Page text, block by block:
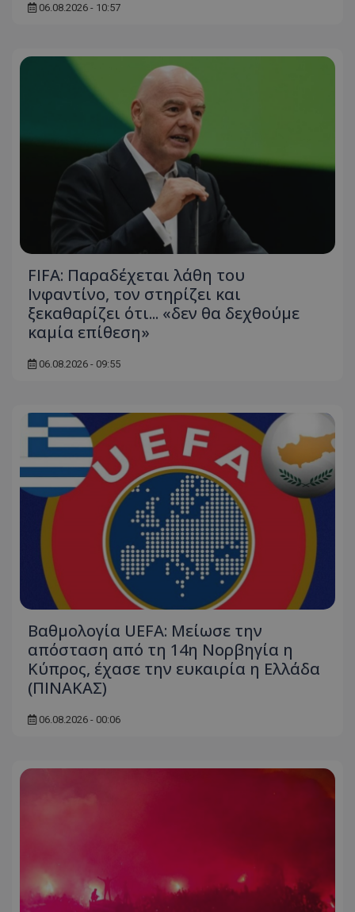
06.08.2026 - 10:57
FIFA: Παραδέχεται λάθη του
Ινφαντίνο, τον στηρίζει και
ξεκαθαρίζει ότι... «δεν θα δεχθούμε
καμία επίθεση»
06.08.2026 - 09:55
Βαθμολογία UEFA: Μείωσε την
απόσταση από τη 14η Νορβηγία η
Κύπρος, έχασε την ευκαιρία η Ελλάδα
(ΠΙΝΑΚΑΣ)
06.08.2026 - 00:06